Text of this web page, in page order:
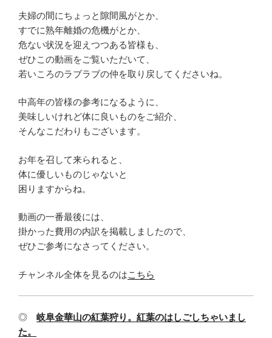
夫婦の間にちょっと隙間風がとか、
すでに熟年離婚の危機がとか、
危ない状況を迎えつつある皆様も、
ぜひこの動画をご覧いただいて、
若いころのラブラブの仲を取り戻してくださいね。
中高年の皆様の参考になるように、
美味しいけれど体に良いものをご紹介、
そんなこだわりもございます。
お年を召して来られると、
体に優しいものじゃないと
困りますからね。
動画の一番最後には、
掛かった費用の内訳を掲載しましたので、
ぜひご参考になさってください。
チャンネル全体を見るのはこちら
◎ 岐阜金華山の紅葉狩り。紅葉のはしごしちゃいまし
た。